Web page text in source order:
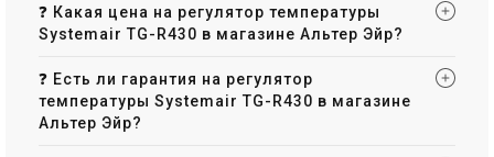
Акция
Швеция
Датчик для вентиляции
Швеция
❓ Какая цена на регулятор температуры
Systemair TG-R430 в магазине Альтер Эйр?
❓ Есть ли гарантия на регулятор
температуры Systemair TG-R430 в магазине
Альтер Эйр?